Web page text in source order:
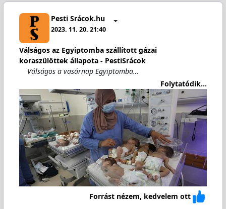
Pesti Srácok.hu
2023. 11. 20. 21:40
Válságos az Egyiptomba szállított gázai
koraszülöttek állapota - PestiSrácok
Válságos a vasárnap Egyiptomba…
Folytatódik...
Forrást nézem, kedvelem ott